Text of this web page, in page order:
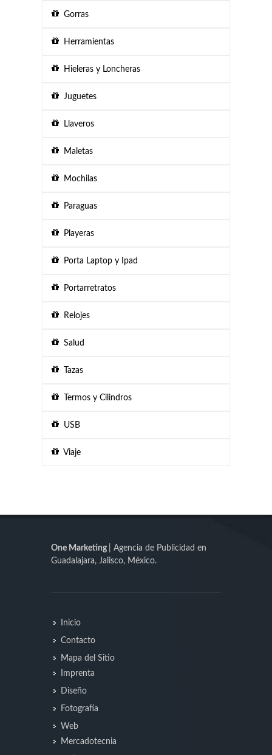
Gorras
Herramientas
Hieleras y Loncheras
Juguetes
Llaveros
Maletas
Mochilas
Paraguas
Playeras
Porta Laptop y Ipad
Portarretratos
Relojes
Salud
Tazas
Termos y Cilindros
USB
Viaje
One Marketing
| Agencia de Publicidad en
Guadalajara, Jalisco, México.
Inicio
Contacto
Mapa del Sitio
Imprenta
Diseño
Fotografía
Web
Mercadotecnia